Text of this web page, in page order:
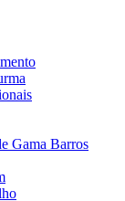
Gama Barros